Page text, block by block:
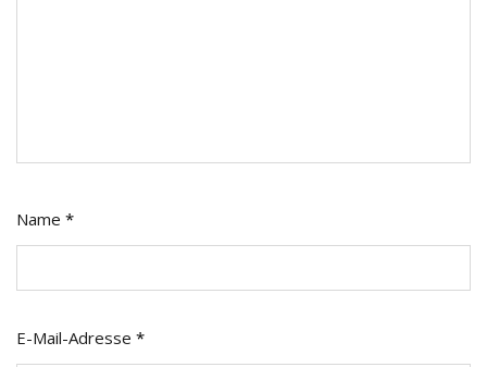
Name *
E-Mail-Adresse *